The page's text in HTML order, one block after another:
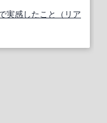
実感したこと（リア